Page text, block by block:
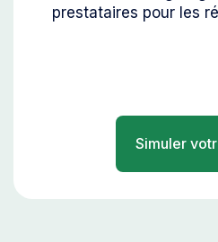
prestataires pour les
Simuler